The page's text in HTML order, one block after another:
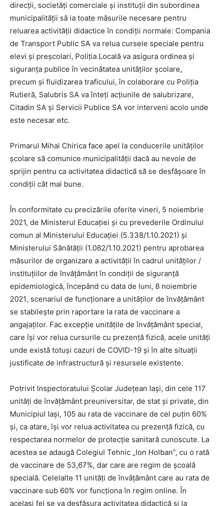
direcții, societăți comerciale și instituții din subordinea
municipalității să ia toate măsurile necesare pentru
reluarea activității didactice în condiții normale: Compania
de Transport Public SA va relua cursele speciale pentru
elevi și preșcolari, Poliția Locală va asigura ordinea și
siguranța publice în vecinătatea unităților școlare,
precum și fluidizarea traficului, în colaborare cu Poliția
Rutieră, Salubris SA va înteți acțiunile de salubrizare,
Citadin SA și Servicii Publice SA vor interveni acolo unde
este necesar etc.
Primarul Mihai Chirica face apel la conducerile unităților
școlare să comunice municipalității dacă au nevoie de
sprijin pentru ca activitatea didactică să se desfășoare în
condiții cât mai bune.
În conformitate cu precizările oferite vineri, 5 noiembrie
2021, de Ministerul Educației și cu prevederile Ordinului
comun al Ministerului Educației (5.338/1.10.2021) și
Ministerului Sănătății (1.082/1.10.2021) pentru aprobarea
măsurilor de organizare a activității în cadrul unităților /
instituțiilor de învățământ în condiții de siguranță
epidemiologică, începând cu data de luni, 8 noiembrie
2021, scenariul de funcționare a unităților de învățământ
se stabilește prin raportare la rata de vaccinare a
angajaților. Fac excepție unitățile de învățământ special,
care își vor relua cursurile cu prezență fizică, acele unități
unde există totuși cazuri de COVID-19 și în alte situații
justificate de infrastructură și resursele existente.
Potrivit Inspectoratului Școlar Județean Iași, din cele 117
unități de învățământ preuniversitar, de stat și private, din
Municipiul Iași, 105 au rata de vaccinare de cel puțin 60%
și, ca atare, își vor relua activitatea cu prezență fizică, cu
respectarea normelor de protecție sanitară cunoscute. La
acestea se adaugă Colegiul Tehnic „Ion Holban”, cu o rată
de vaccinare de 53,67%, dar care are regim de școală
specială. Celelalte 11 unități de învățământ care au rata de
vaccinare sub 60% vor funcționa în regim online. În
același fel se va desfășura activitatea didactică și la